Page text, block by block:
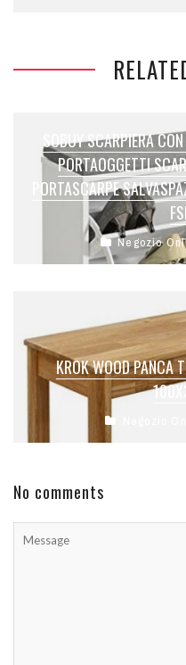
SOBUY SCARPIERA
PORTAOGGETTI
PORTASCARPE
Negozio
KROK WOOD PANCA
No comments